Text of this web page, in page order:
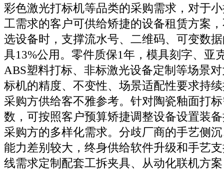
彩色激光打标机等品类的采购需求，对于
工需求的客户可供给矫捷的设备租赁方案
选设备时，支撑流水号、二维码、可变数
具13%公用。零件质保1年，模具刻字、亚
ABS塑料打标、非标激光设备定制等场景
标机的精度、不变性、场景适配性要求持
采购方供给客不雅参考。针对陶瓷釉面打
数，可按照客户预算矫捷调整设备设置装
采购方的多样化需求。分歧厂商的手艺侧
能力差别较大，终身供给软件升级和手艺
线需求定制配套工拆夹具、从动化联机方